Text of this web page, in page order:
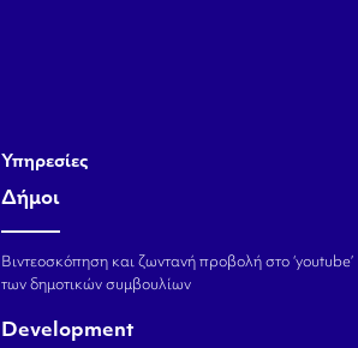
Υπηρεσίες
Δήμοι
Βιντεοσκόπηση και ζωντανή προβολή στο ‘youtube’
των δημοτικών συμβουλίων
Development